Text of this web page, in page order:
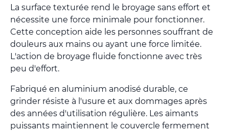
La surface texturée rend le broyage sans effort et
nécessite une force minimale pour fonctionner.
Cette conception aide les personnes souffrant de
douleurs aux mains ou ayant une force limitée.
L'action de broyage fluide fonctionne avec très
peu d'effort.
Fabriqué en aluminium anodisé durable, ce
grinder résiste à l'usure et aux dommages après
des années d'utilisation régulière. Les aimants
puissants maintiennent le couvercle fermement